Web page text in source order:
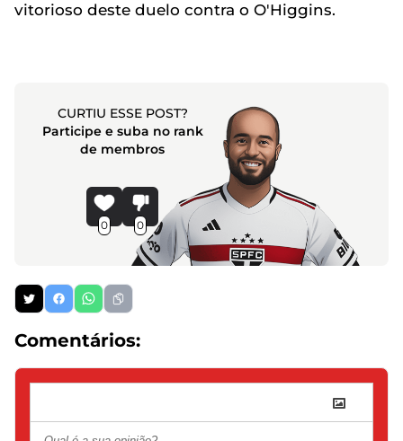
vitorioso deste duelo contra o O'Higgins.
CURTIU ESSE POST?
Participe e suba no rank
de membros
0 0
Comentários: